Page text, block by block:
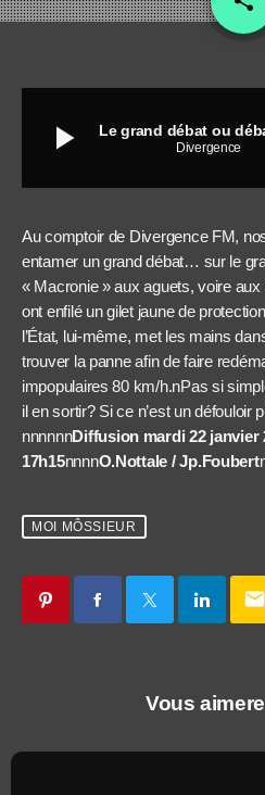
play_arrow Le grand débat ou
Divergence
Au comptoir de Divergence FM,
entamer un grand débat… sur le
« Macronie » aux aguets, voire
ont enfilé un gilet jaune de
l’État, lui-même, met les mains
trouver la panne afin de faire
impopulaires 80 km/h.nPas si
il en sortir? Si ce n’est un défouloir
nnnnnnDiffusion mardi 22 janvier
17h15nnnnO.Nottale / Jp.Foubert
MOI MÔSSIEUR
email
Vous